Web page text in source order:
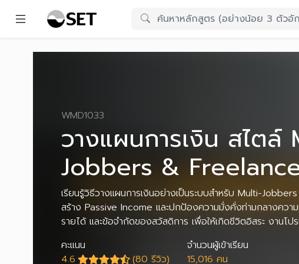
WMD1033
วางแผนการเงิน สไตล์
Jobbers &
เรียนรู้วิธีวางแผนการเงินอย่างเป็นระบบสำหรับ Multi-
สร้าง Passive Income และปกป้องความมั่งคั่งท่ามกลางควา
รายได้ และข้อจำกัดของสวัสดิการ เพื่อให้เกิดชีวิตอิสระ งานโป
คะแนน
4.6
(80 รีวิว)
จำนวนผู้เข้าเรียน
15,016 คน